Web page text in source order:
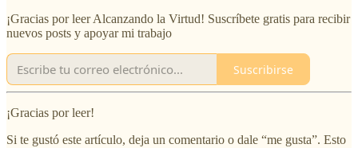
¡Gracias por leer Alcanzando la Virtud! Suscríbete gratis para recibir
nuevos posts y apoyar mi trabajo
Suscribirse
¡Gracias por leer!
Si te gustó este artículo, deja un comentario o dale “me gusta”. Esto